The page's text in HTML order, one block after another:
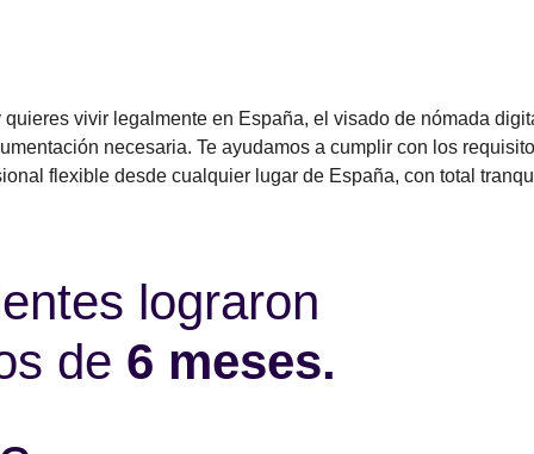
vivir legalmente en España, el visado de nómada
necesaria. Te ayudamos a cumplir con los
flexible desde cualquier lugar de España, con total
lograron
de 6 meses.